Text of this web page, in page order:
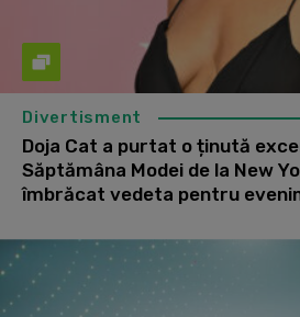
Divertisment
Doja Cat a purtat o ținută
Săptămâna Modei de la New
îmbrăcat vedeta pentru